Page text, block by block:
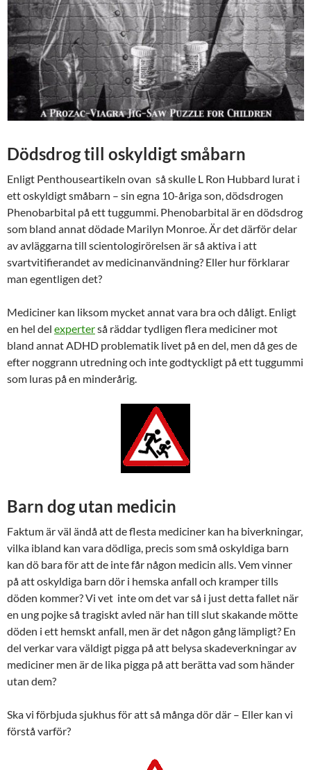
Dödsdrog till oskyldigt småbarn
Enligt Penthouseartikeln ovan så skulle L Ron Hubbard lurat i
ett oskyldigt småbarn – sin egna 10-åriga son, dödsdrogen
Phenobarbital på ett tuggummi. Phenobarbital är en dödsdrog
som bland annat dödade Marilyn Monroe. Är det därför delar
av avläggarna till scientologirörelsen är så aktiva i att
svartvitifierandet av medicinanvändning? Eller hur förklarar
man egentligen det?
Mediciner kan liksom mycket annat vara bra och dåligt. Enligt
en hel del experterså räddar tydligen flera mediciner mot
bland annat ADHD problematik livet på en del, men då ges de
efter noggrann utredning och inte godtyckligt på ett tuggummi
som luras på en minderårig.
Barn dog utan medicin
Faktum är väl ändå att de flesta mediciner kan ha biverkningar,
vilka ibland kan vara dödliga, precis som små oskyldiga barn
kan dö bara för att de inte får någon medicin alls. Vem vinner
på att oskyldiga barn dör i hemska anfall och kramper tills
döden kommer? Vi vet inte om det var så i just detta fallet när
en ung pojke så tragiskt avled när han till slut skakande mötte
döden i ett hemskt anfall, men är det någon gång lämpligt? En
del verkar vara väldigt pigga på att belysa skadeverkningar av
mediciner men är de lika pigga på att berätta vad som händer
utan dem?
Ska vi förbjuda sjukhus för att så många dör där – Eller kan vi
förstå varför?